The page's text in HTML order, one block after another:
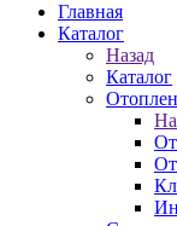
Главная
Каталог
Назад
Каталог